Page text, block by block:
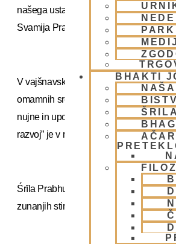
BHAKTI
našega ustanovnega ācārye, Njegove
Svamija Prabhupāde.
V vajšnavskem izročilu je eno izmed
omamnih sredstev. Ta vključuje vse
nujne in uporabljene pod ustreznim
razvoj” je v neposrednem nasprotju s
Śrīla Prabhupāda dosledno poudarja,
zunanjih stimulansov, temveč iz čiste